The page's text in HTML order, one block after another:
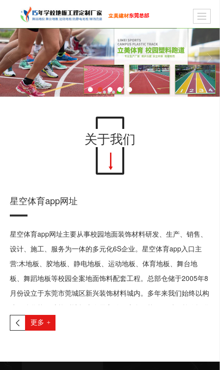
关于我们
星空体育app网址
星空体育app网址主要从事校园地面装饰材料研发、生产、销售、
设计、施工、服务为一体的多元化6S企业。星空体育app入口主
营:木地板、胶地板、静电地板、运动地板、体育地板、舞台地
板、舞蹈地板等校园全案地面饰料配套工程。总部仓储于2005年8
月份设立于东莞市莞城区新兴装饰材料城内。多年来我们始终以构
建一体化校园功能型地板为发展方针，为全国校园及科研单位提供
健康.舒适.时尚的功能型地板为已任，星空体育在线登录广泛整合
更多 +